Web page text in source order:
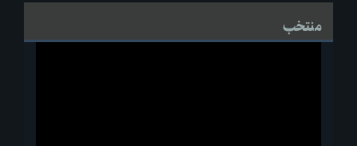
منتخب